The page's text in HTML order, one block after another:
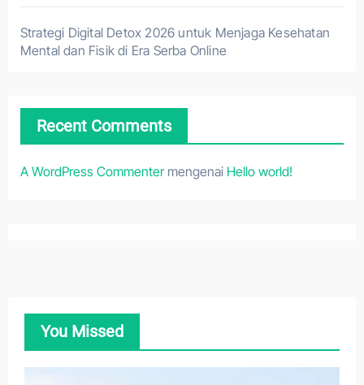
Strategi Digital Detox 2026 untuk Menjaga Kesehatan
Mental dan Fisik di Era Serba Online
Recent Comments
A WordPress Commentermengenai Hello world!
You Missed